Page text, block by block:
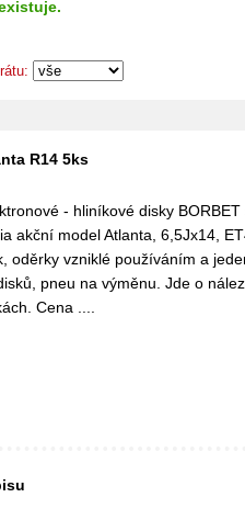
R14 5ks
- hliníkové disky
akční model Atlanta, 6,5Jx14,
oděrky vzniklé používáním a
pneu na výměnu. Jde o
Cena ....